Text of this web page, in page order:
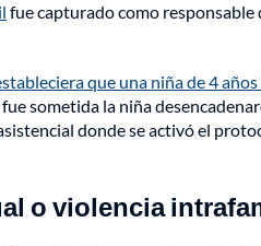
fue capturado como responsable
que una niña de 4
sometida la niña
donde se activó el
o violencia